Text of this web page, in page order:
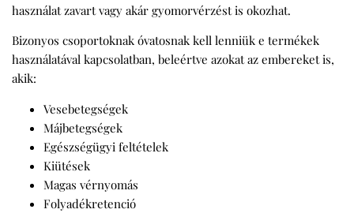
használat zavart vagy akár gyomorvérzést is okozhat.
Bizonyos csoportoknak óvatosnak kell lenniük e termékek
használatával kapcsolatban, beleértve azokat az embereket is,
akik:
Vesebetegségek
Májbetegségek
Egészségügyi feltételek
Kiütések
Magas vérnyomás
Folyadékretenció